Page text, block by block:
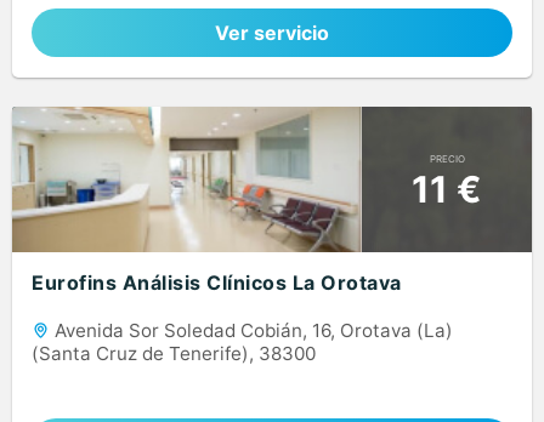
Ver servicio
PRECIO
11 €
Eurofins Análisis Clínicos La Orotava
Avenida Sor Soledad Cobián, 16, Orotava (La)
(Santa Cruz de Tenerife), 38300